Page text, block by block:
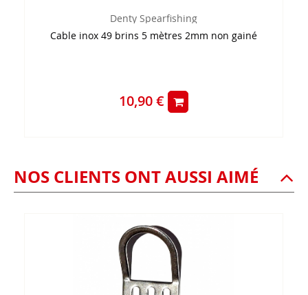
Denty Spearfishing
Cable inox 49 brins 5 mètres 2mm non gainé
10,90 €
NOS CLIENTS ONT AUSSI AIMÉ